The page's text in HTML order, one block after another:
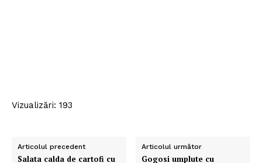
Vizualizări: 193
Articolul precedent
Salata calda de cartofi cu
Articolul următor
Gogosi umplute cu